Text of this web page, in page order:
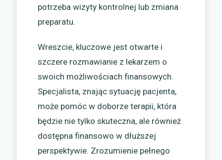
potrzeba wizyty kontrolnej lub zmiana
preparatu.
Wreszcie, kluczowe jest otwarte i
szczere rozmawianie z lekarzem o
swoich możliwościach finansowych.
Specjalista, znając sytuację pacjenta,
może pomóc w doborze terapii, która
będzie nie tylko skuteczna, ale również
dostępna finansowo w dłuższej
perspektywie. Zrozumienie pełnego